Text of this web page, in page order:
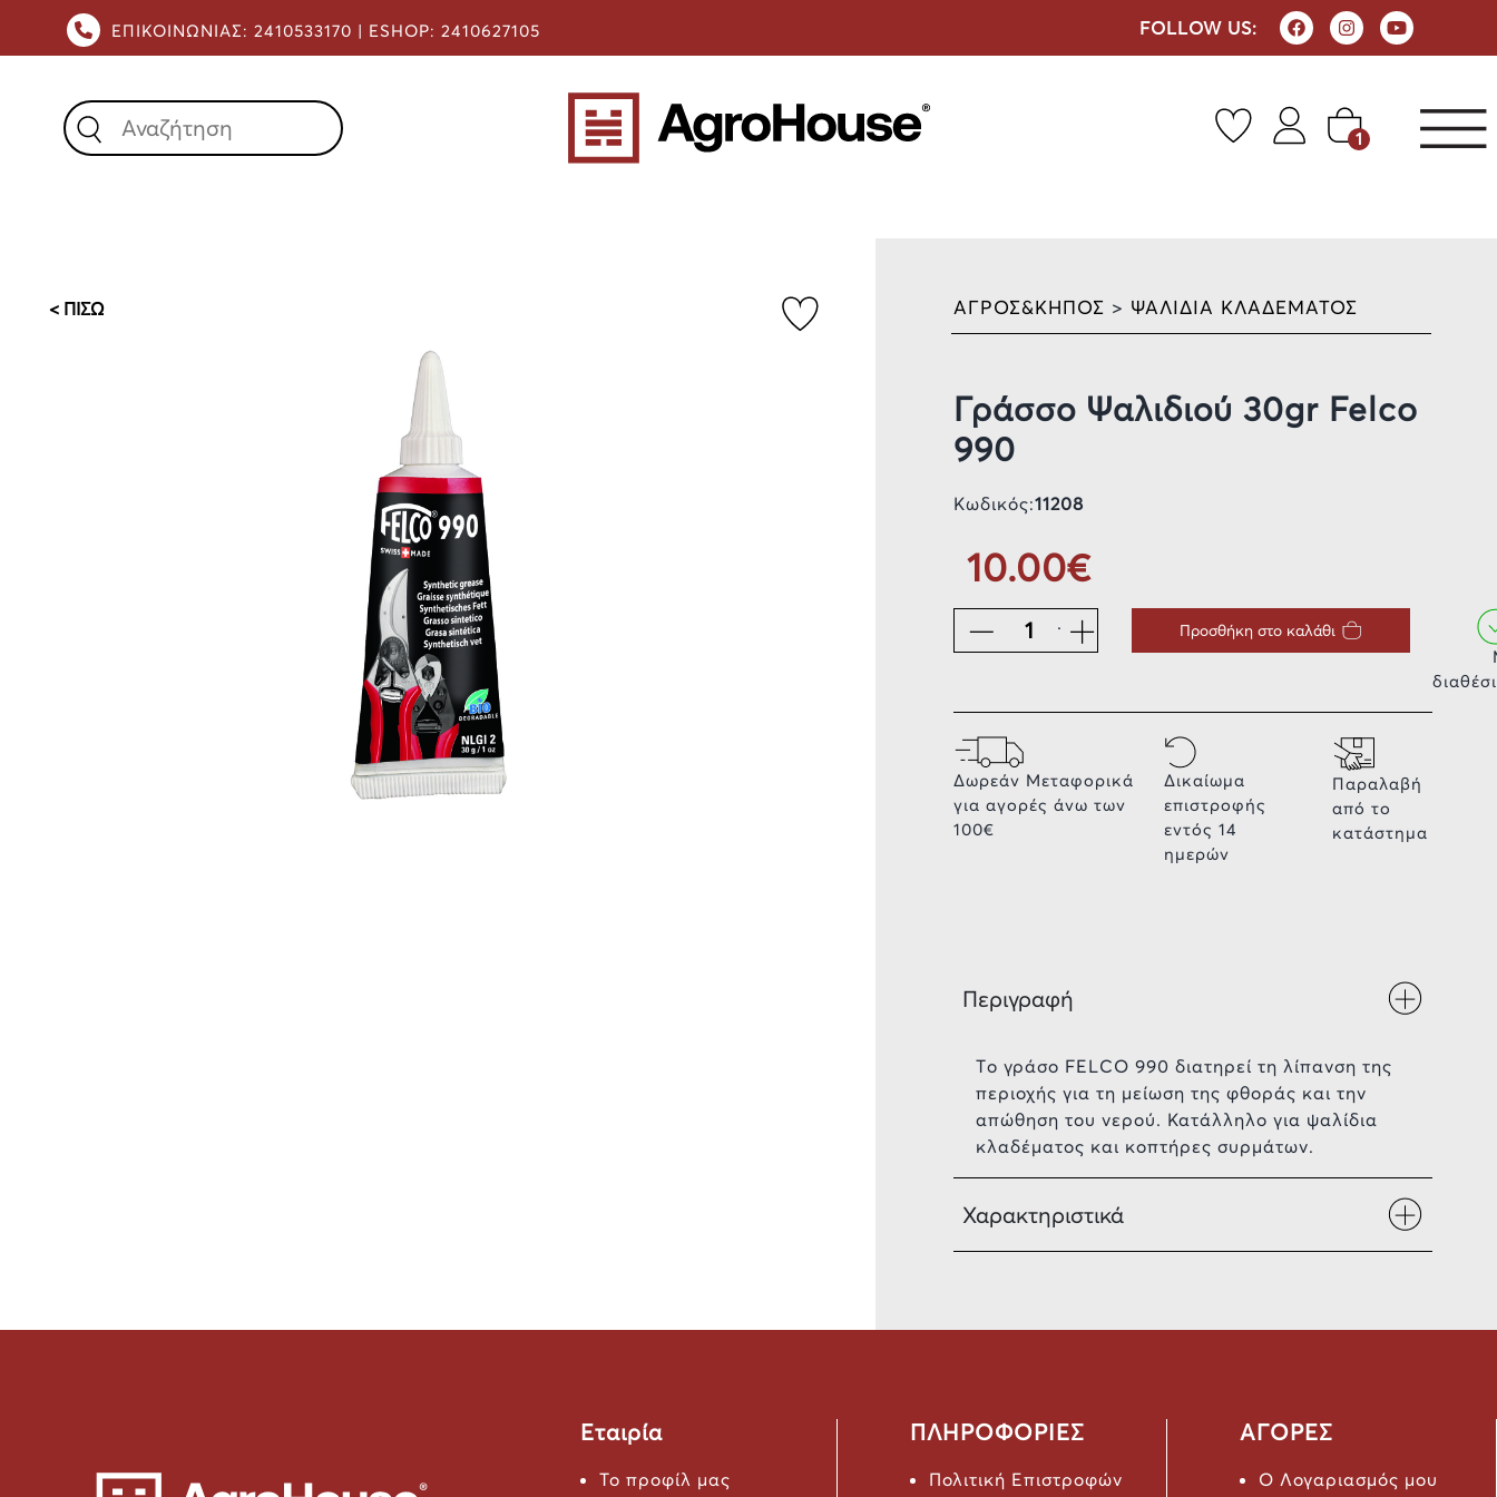
ΕΠΙΚΟΙΝΩΝΙΑΣ: 2410533170 | ESHOP: 2410627105 FOLLOW US:
1
< ΠΙΣΩ ΑΓΡΟΣ&ΚΗΠΟΣ > ΨΑΛΙΔΙΑ ΚΛΑΔΕΜΑΤΟΣ
Γράσσο Ψαλιδιού 30gr Felco
990
Κωδικός:11208
10.00€
. Προσθήκη στο καλάθι
Δωρεάν Μεταφορικά
για αγορές άνω των
100€
Δικαίωμα
επιστροφής
εντός 14
ημερών
Παραλαβή
από το
κατάστημα
Περιγραφή
Tο γράσο FELCO 990 διατηρεί τη λίπανση της
περιοχής για τη μείωση της φθοράς και την
απώθηση του νερού. Κατάλληλο για ψαλίδια
κλαδέματος και κοπτήρες συρμάτων.
Χαρακτηριστικά
Εταιρία
Το προφίλ μας
ΠΛΗΡΟΦΟΡΙΕΣ
Πολιτική Επιστροφών
ΑΓΟΡΕΣ
Ο Λογαριασμός μου